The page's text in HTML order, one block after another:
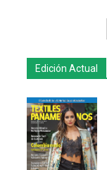
Edición Actual